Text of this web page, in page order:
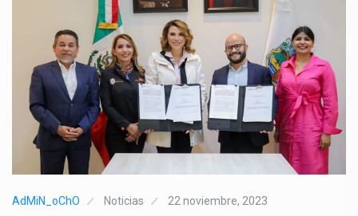
AdMiN_oChO Noticias 22 noviembre, 2023